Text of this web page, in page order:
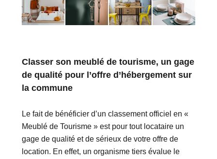
Classer son meublé de tourisme, un gage
de qualité pour l’offre d’hébergement sur
la commune
Le fait de bénéficier d’un classement officiel en «
Meublé de Tourisme » est pour tout locataire un
gage de qualité et de sérieux de votre offre de
location. En effet, un organisme tiers évalue le